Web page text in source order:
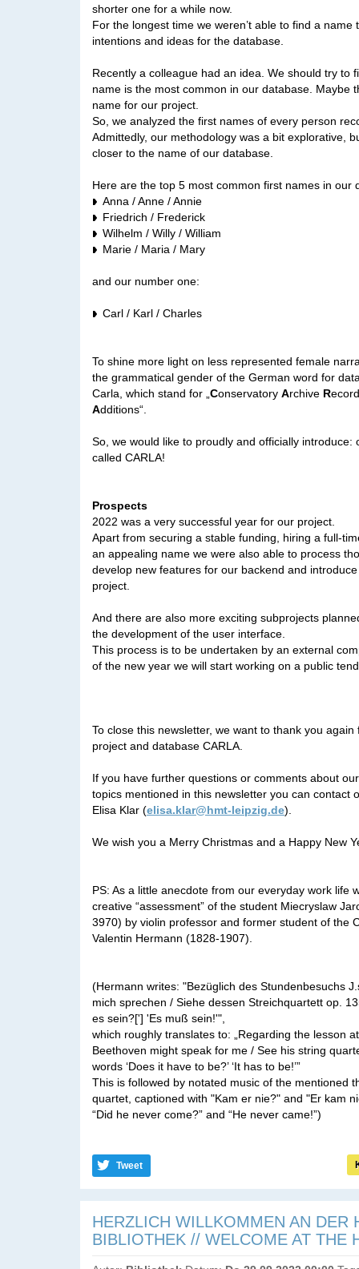
shorter one for a while now.
For the longest time we weren’t able to find a name
intentions and ideas for the database.
Recently a colleague had an idea. We should try to
name is the most common in our database. Maybe
name for our project.
So, we analyzed the first names of every person
Admittedly, our methodology was a bit explorative,
closer to the name of our database.
Here are the top 5 most common first names in our
Anna / Anne / Annie
Friedrich / Frederick
Wilhelm / Willy / William
Marie / Maria / Mary
and our number one:
Carl / Karl / Charles
To shine more light on less represented female
the grammatical gender of the German word for
Carla, which stand for „ Conservatory Archive R
Additions“.
So, we would like to proudly and officially introduce:
called CARLA!
Prospects
2022 was a very successful year for our project.
Apart from securing a stable funding, hiring a full-
an appealing name we were also able to process
develop new features for our backend and
project.
And there are also more exciting subprojects
the development of the user interface.
This process is to be undertaken by an external
of the new year we will start working on a public
To close this newsletter, we want to thank you
project and database CARLA.
If you have further questions or comments about
topics mentioned in this newsletter you can contact
Elisa Klar (elisa.klar@hmt-leipzig.de).
We wish you a Merry Christmas and a Happy New
PS: As a little anecdote from our everyday work life
creative “assessment” of the student Miecryslaw
3970) by violin professor and former student of the
Valentin Hermann (1828-1907).
(Hermann writes: "Bezüglich des Stundenbesuchs
mich sprechen / Siehe dessen Streichquartett op.
es sein?['] 'Es muß sein!'",
which roughly translates to: „Regarding the lesson
Beethoven might speak for me / See his string
words ‘Does it have to be?’ ‘It has to be!’”
This is followed by notated music of the mentioned
quartet, captioned with "Kam er nie?" and "Er kam
“Did he never come?” and “He never came!”)
Tweet
HERZLICH WILLKOMMEN AN DER
BIBLIOTHEK // WELCOME AT THE